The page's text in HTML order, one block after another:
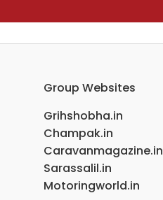
Group Websites
Grihshobha.in
Champak.in
Caravanmagazine.in
Sarassalil.in
Motoringworld.in